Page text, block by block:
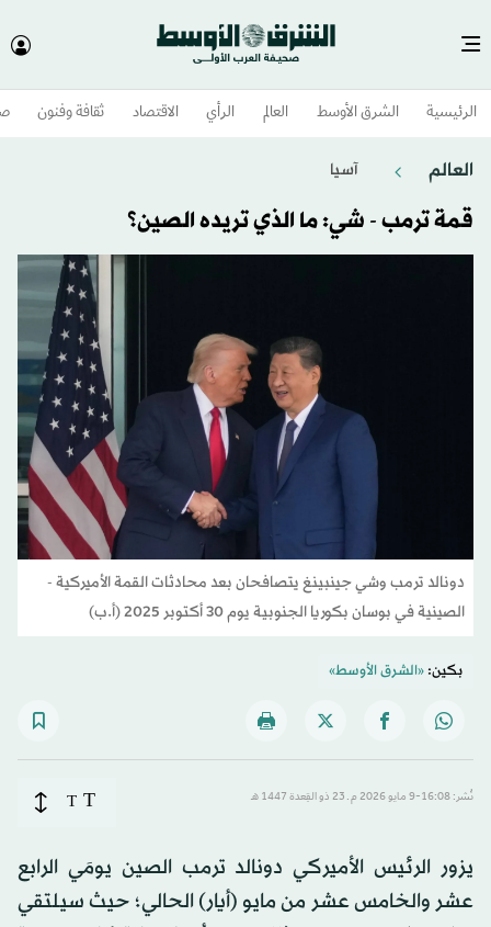
الرئيسية الشرق الأوسط​ العالم الرأي الاقتصاد ثقافة وفنون
العالم آسيا
قمة ترمب - شي: ما الذي تريده الصين؟
دونالد ترمب وشي جينبينغ يتصافحان بعد محادثات القمة الأميركية -
الصينية في بوسان بكوريا الجنوبية يوم 30 أكتوبر 2025 (أ.ب)
بكين:«الشرق الأوسط»
نُشر: 16:08-9 مايو 2026 م ـ 23 ذو القِعدة 1447 هـ T
T
يزور الرئيس الأميركي دونالد ترمب الصين يومَي الرابع
عشر والخامس عشر من مايو (أيار) الحالي؛ حيث سيلتقي